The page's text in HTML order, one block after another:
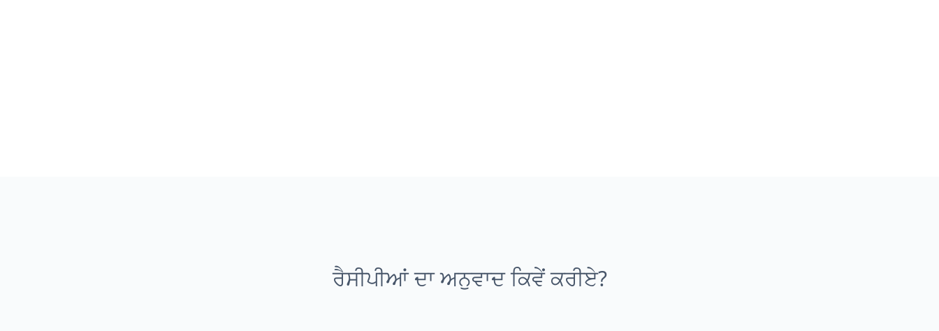
ਰੈਸੀਪੀਆਂ ਦਾ ਅਨੁਵਾਦ ਕਿਵੇਂ ਕਰੀਏ?